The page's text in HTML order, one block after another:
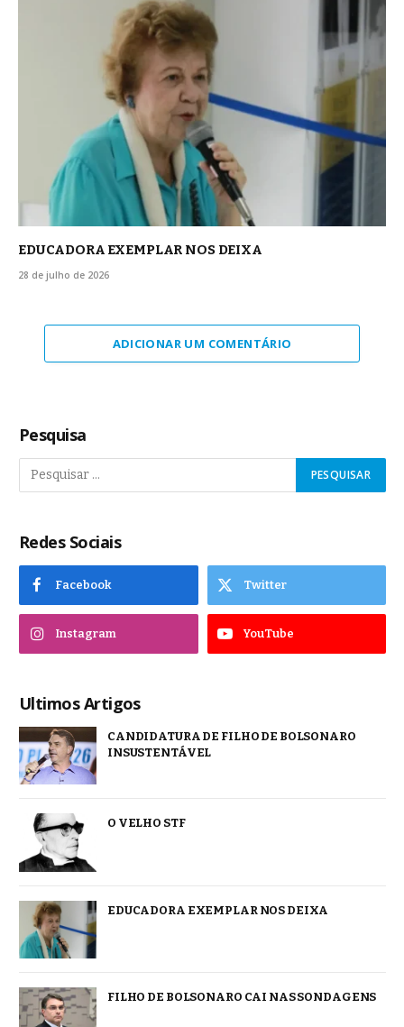
EDUCADORA EXEMPLAR NOS DEIXA
28 de julho de 2026
ADICIONAR UM COMENTÁRIO
Pesquisa
Redes Sociais
Facebook Twitter
Instagram YouTube
Ultimos Artigos
CANDIDATURA DE FILHO DE BOLSONARO
INSUSTENTÁVEL
O VELHO STF
EDUCADORA EXEMPLAR NOS DEIXA
FILHO DE BOLSONARO CAI NAS SONDAGENS